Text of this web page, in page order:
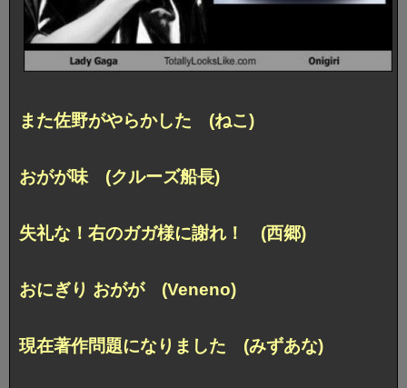
また佐野がやらかした (ねこ)
おがが味 (クルーズ船長)
失礼な！右のガガ様に謝れ！ (西郷)
おにぎり おがが (Veneno)
現在著作問題になりました (みずあな)